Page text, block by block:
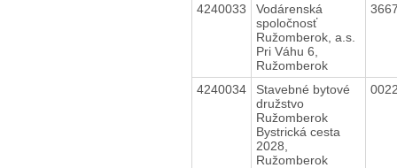
4240033
Vodárenská
spoločnosť
Ružomberok, a.s.
Pri Váhu 6,
Ružomberok
4240034
Stavebné bytové
družstvo
Ružomberok
Bystrická cesta
2028,
Ružomberok